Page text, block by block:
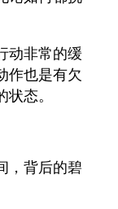
动非常的缓
作也是有欠
态。
，背后的碧